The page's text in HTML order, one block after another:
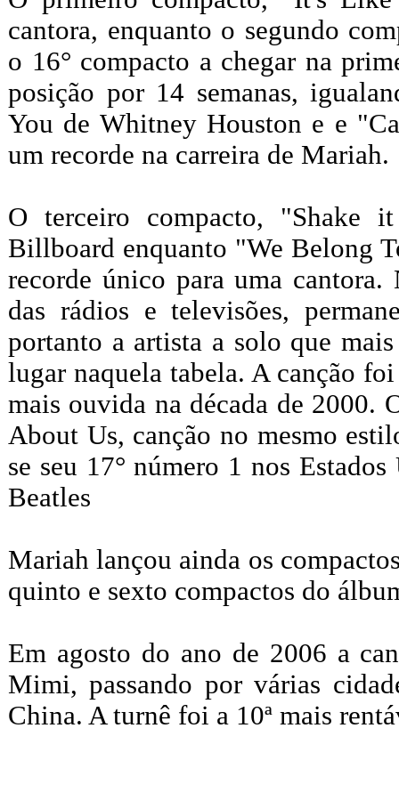
cantora, enquanto o segundo
o 16° compacto a chegar na
posição por 14 semanas,
You de Whitney Houston e e
um recorde na carreira de Mariah.
O terceiro compacto, "Shake
Billboard enquanto "We Belong
recorde único para uma
das rádios e televisões,
portanto a artista a solo que
lugar naquela tabela. A canção
mais ouvida na década de 2000.
About Us, canção no mesmo
se seu 17° número 1 nos
Beatles
Mariah lançou ainda os
quinto e sexto compactos do
Em agosto do ano de 2006 a
Mimi, passando por várias
China. A turnê foi a 10ª mais